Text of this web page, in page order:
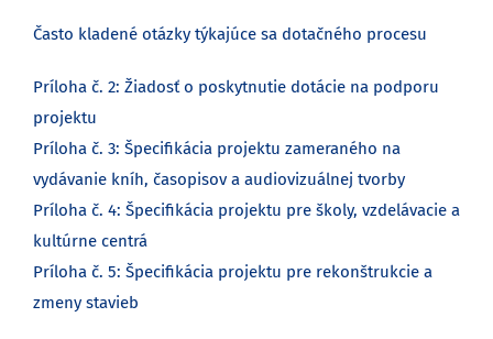
Často kladené otázky týkajúce sa dotačného procesu
Príloha č. 2: Žiadosť o poskytnutie dotácie na podporu
projektu
Príloha č. 3: Špecifikácia projektu zameraného na
vydávanie kníh, časopisov a audiovizuálnej tvorby
Príloha č. 4: Špecifikácia projektu pre školy, vzdelávacie a
kultúrne centrá
Príloha č. 5: Špecifikácia projektu pre rekonštrukcie a
zmeny stavieb